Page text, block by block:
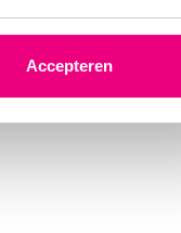
Accepteren